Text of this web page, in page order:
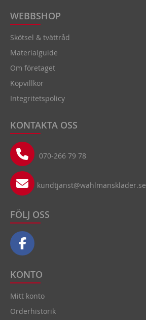
WEBBSHOP
Skötsel & tvättråd
Materialguide
Om företaget
Köpvillkor
Integritetspolicy
KONTAKTA OSS
070-266 79 78
kundtjanst@wahlmansklader.se
FÖLJ OSS
KONTO
Mitt konto
Orderhistorik